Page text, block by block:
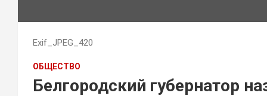
Exif_JPEG_420
ОБЩЕСТВО
Белгородский губернатор